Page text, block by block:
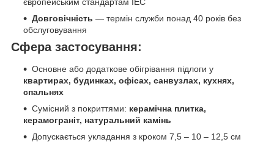
Довговічність — термін служби понад 40 років без
обслуговування
Сфера застосування:
Основне або додаткове обігрівання підлоги у
квартирах, будинках, офісах, санвузлах, кухнях,
спальнях
Сумісний з покриттями: керамічна плитка,
керамограніт, натуральний камінь
Допускається укладання з кроком 7,5 – 10 – 12,5 см